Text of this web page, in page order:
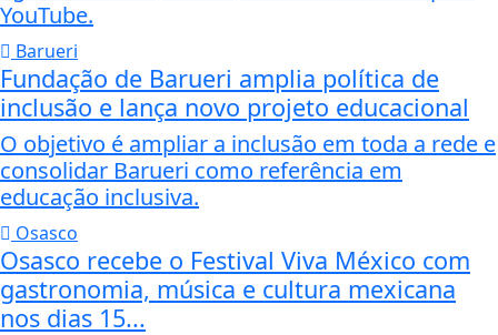
YouTube.
Barueri
Fundação de Barueri amplia política de
inclusão e lança novo projeto educacional
O objetivo é ampliar a inclusão em toda a rede e
consolidar Barueri como referência em
educação inclusiva.
Osasco
Osasco recebe o Festival Viva México com
gastronomia, música e cultura mexicana
nos dias 15...